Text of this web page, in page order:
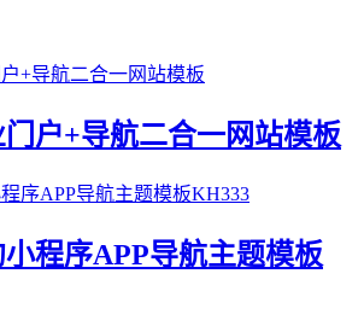
门户+导航二合一网站模板
小程序APP导航主题模板